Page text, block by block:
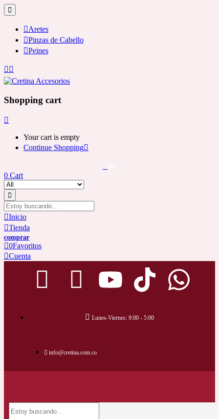
Aretes
Pinzas de Cabello
Peines
Shopping cart
Your cart is empty
Continue Shopping
0 Cart
Inicio
Tienda
0Favoritos
Cuenta
Lunes-Viernes: 9:00 - 5:00
info@cretina.com.co